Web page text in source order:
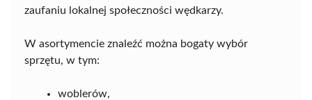
zaufaniu lokalnej społeczności wędkarzy.
W asortymencie znaleźć można bogaty wybór
sprzętu, w tym:
woblerów,